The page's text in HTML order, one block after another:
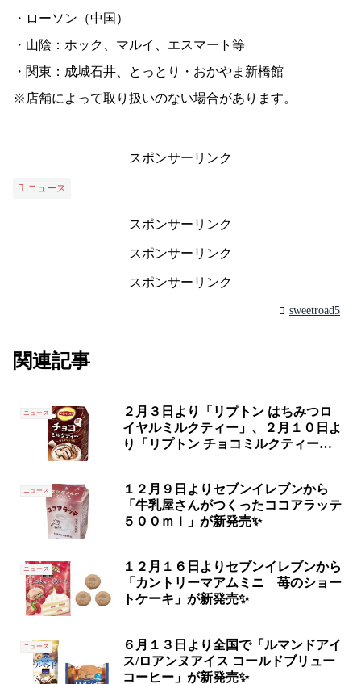
・ローソン（中国）
・山陰：ホック、マルイ、エスマート等
・関東：成城石井、とっとり・おかやま新橋館
※店舗によって取り扱いのない場合があります。
スポンサーリンク
ニュース
スポンサーリンク
スポンサーリンク
スポンサーリンク
sweetroad5
関連記事
ニュース
２月３日より「リプトン はちみつロ
イヤルミルクティー」、２月１０日よ
り「リプトン チョコミルクティー」
ニュース
１２月９日よりセブンイレブンから
「牛乳屋さんがつくったココアラッテ
５００ｍｌ」が新発売✨
ニュース
１２月１６日よりセブンイレブンから
「カントリーマアムミニ 苺のショー
トケーキ」が新発売✨
ニュース
６月１３日より全国で「ルマンドアイ
ス/ロアンヌアイス コールドブリュー
コーヒー」が新発売✨